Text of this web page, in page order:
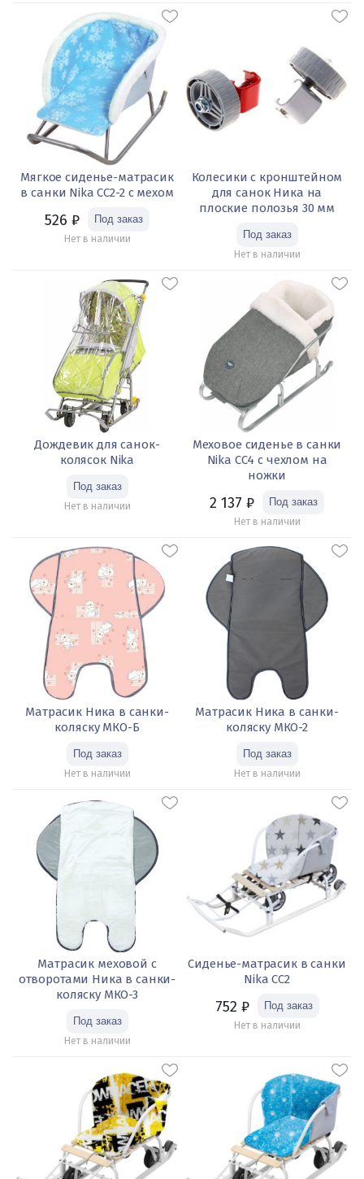
Мягкое сиденье-матрасик
в санки Nika СС2-2 с мехом
526 ₽
Нет в наличии
Колесики с кронштейном
для санок Ника на
плоские полозья 30 мм
Нет в наличии
Дождевик для санок-
колясок Nika
Нет в наличии
Меховое сиденье в санки
Nika СС4 с чехлом на
ножки
2 137 ₽
Нет в наличии
Матрасик Ника в санки-
коляску МКО-Б
Нет в наличии
Матрасик Ника в санки-
коляску МКО-2
Нет в наличии
Матрасик меховой с
отворотами Ника в санки-
коляску МКО-3
Нет в наличии
Сиденье-матрасик в санки
Nika СС2
752 ₽
Нет в наличии